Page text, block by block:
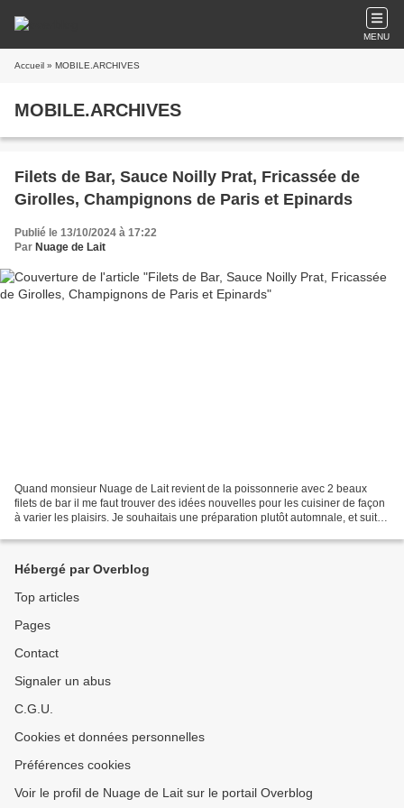
MENU
Accueil » MOBILE.ARCHIVES
MOBILE.ARCHIVES
Filets de Bar, Sauce Noilly Prat, Fricassée de
Girolles, Champignons de Paris et Epinards
Publié le 13/10/2024 à 17:22
Par Nuage de Lait
Quand monsieur Nuage de Lait revient de la poissonnerie avec 2 beaux
filets de bar il me faut trouver des idées nouvelles pour les cuisiner de façon
à varier les plaisirs. Je souhaitais une préparation plutôt automnale, et suite
Hébergé par Overblog
Top articles
Pages
Contact
Signaler un abus
C.G.U.
Cookies et données personnelles
Préférences cookies
Voir le profil de Nuage de Lait sur le portail Overblog